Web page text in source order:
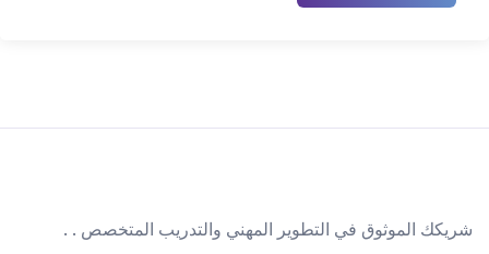
شريكك الموثوق في التطوير المهني والتدريب المتخصص . .